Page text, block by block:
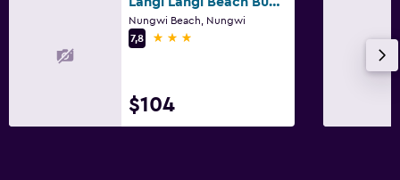
Nungwi Beach, Nungwi
7,8
3 estrellas
$104